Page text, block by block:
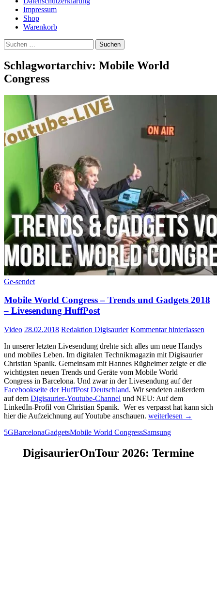
Impressum
Shop
Warenkorb
Suchen
nach:
Schlagwortarchiv: Mobile World
Congress
Ge-sendet
Mobile World Congress – Trends und Gadgets 2018
– Livesendung HuffPost
Video 28.02.2018 Redaktion Digisaurier Kommentar hinterlassen
In unserer letzten Livesendung drehte sich alles um neue Handys
und mobiles Leben. Im digitalen Technikmagazin mit Digisaurier
Christian Spanik. Gemeinsam mit Hannes Rügheimer zeigte er die
wichtigsten neuen Trends und Geräte vom Mobile World
Congress in Barcelona. Und zwar in der Livesendung auf der
Facebookseite der HuffPost Deutschland. Wir sendeten außerdem
auf dem Digisaurier-Youtube-Channel und NEU: Auf dem
LinkedIn-Profil von Christian Spanik. Wer es verpasst hat kann sich
hier die Aufzeichnung auf Youtube anschauen. Mobile
Congress
Trends
und
weiterlesen →
5GBarcelonaGadgetsMobile World CongressSamsung
DigisaurierOnTour 2026: Termine